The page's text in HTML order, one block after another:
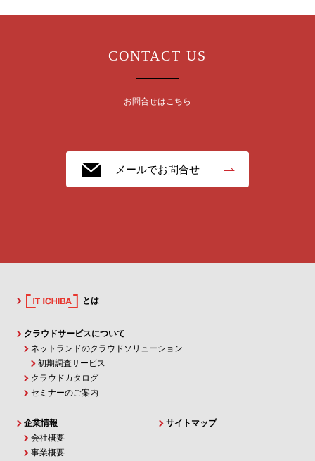
CONTACT US
お問合せはこちら
メールでお問合せ
とは
クラウドサービスについて
ネットランドのクラウドソリューション
初期調査サービス
クラウドカタログ
セミナーのご案内
企業情報
会社概要
事業概要
サイトマップ